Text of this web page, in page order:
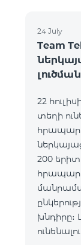
24 July
Team
22
տեղի
200
խնդիրը։